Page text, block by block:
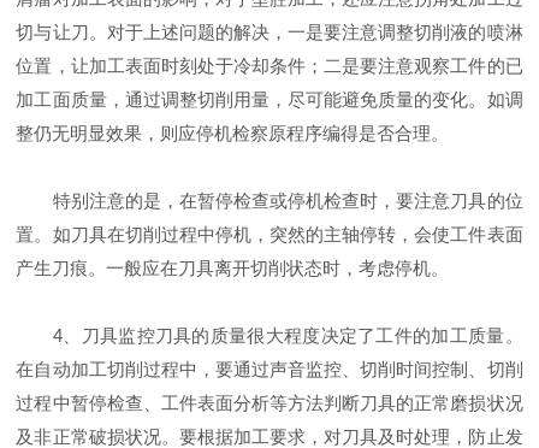
切与让刀。对于上述问题的解决，一是要注意调整切削液的喷淋
位置，让加工表面时刻处于冷却条件；二是要注意观察工件的已
加工面质量，通过调整切削用量，尽可能避免质量的变化。如调
整仍无明显效果，则应停机检察原程序编得是否合理。
特别注意的是，在暂停检查或停机检查时，要注意刀具的位
置。如刀具在切削过程中停机，突然的主轴停转，会使工件表面
产生刀痕。一般应在刀具离开切削状态时，考虑停机。
4、刀具监控刀具的质量很大程度决定了工件的加工质量。
在自动加工切削过程中，要通过声音监控、切削时间控制、切削
过程中暂停检查、工件表面分析等方法判断刀具的正常磨损状况
及非正常破损状况。要根据加工要求，对刀具及时处理，防止发